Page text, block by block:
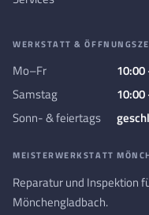
WERKSTATT &
Mo–Fr
10:00
Samstag
10:00
Sonn- & feiertags
MEISTERWERKSTATT
Reparatur und Inspektion
Mönchengladbach.